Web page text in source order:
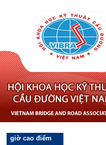
giờ cao điểm